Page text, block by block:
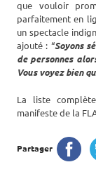
que vouloir
parfaitement en
un spectacle
ajouté : “Soyons
de personnes
Vous voyez bien
La liste
manifeste de la
Partager